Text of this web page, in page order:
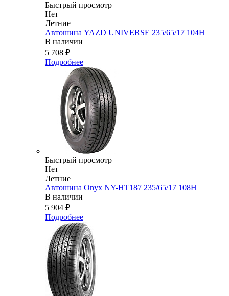
Быстрый просмотр
Нет
Летние
Автошина YAZD UNIVERSE 235/65/17 104H
В наличии
5 708 ₽
Подробнее
Быстрый просмотр
Нет
Летние
Автошина Onyx NY-HT187 235/65/17 108H
В наличии
5 904 ₽
Подробнее